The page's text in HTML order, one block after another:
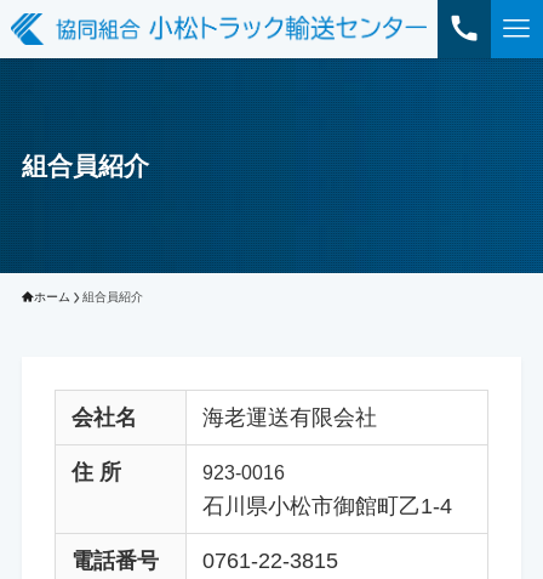
組合員紹介
ホーム 組合員紹介
会社名 海老運送有限会社
住 所 923-0016
石川県小松市御館町乙1-4
電話番号 0761-22-3815